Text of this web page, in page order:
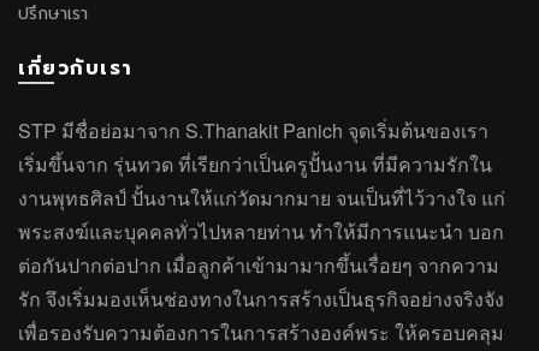
ปรึกษาเรา
เกี่ยวกับเรา
STP มีชื่อย่อมาจาก S.Thanakit Panich จุดเริ่มต้นของเรา
เริ่มขึ้นจาก รุ่นทวด ที่เรียกว่าเป็นครูปั้นงาน ที่มีความรักใน
งานพุทธศิลป์ ปั้นงานให้แก่วัดมากมาย จนเป็นที่ไว้วางใจ แก่
พระสงฆ์และบุคคลทั่วไปหลายท่าน ทำให้มีการแนะนำ บอก
ต่อกันปากต่อปาก เมื่อลูกค้าเข้ามามากขึ้นเรื่อยๆ จากความ
รัก จึงเริ่มมองเห็นช่องทางในการสร้างเป็นธุรกิจอย่างจริงจัง
เพื่อรองรับความต้องการในการสร้างองค์พระ ให้ครอบคลุม